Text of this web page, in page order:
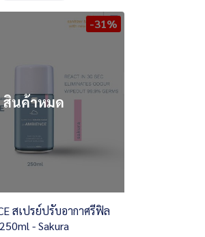
-31%
สินค้าหมด
สเปรย์ปรับอากาศรีฟิล
250ml - Sakura